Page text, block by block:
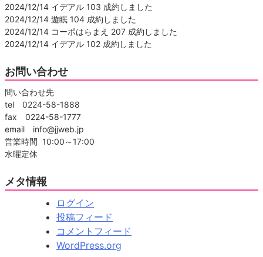
2024/12/14 イデアル 103 成約しました
2024/12/14 遊眠 104 成約しました
2024/12/14 コーポはらまえ 207 成約しました
2024/12/14 イデアル 102 成約しました
お問い合わせ
問い合わせ先
tel 0224-58-1888
fax 0224-58-1777
email info@jjweb.jp
営業時間 10:00～17:00
水曜定休
メタ情報
ログイン
投稿フィード
コメントフィード
WordPress.org